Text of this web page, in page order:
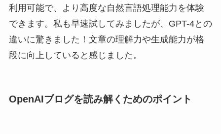
利用可能で、より高度な自然言語処理能力を体験
できます。私も早速試してみましたが、GPT-4との
違いに驚きました！文章の理解力や生成能力が格
段に向上していると感じました。
OpenAIブログを読み解くためのポイント